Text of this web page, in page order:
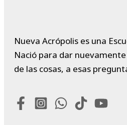
Nueva Acrópolis es una
Nació para dar
de las cosas, a esas